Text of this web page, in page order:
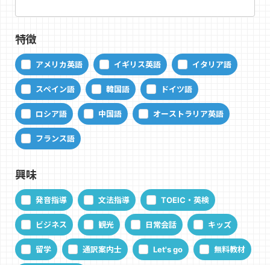
特徴
アメリカ英語 イギリス英語 イタリア語
スペイン語 韓国語 ドイツ語
ロシア語 中国語 オーストラリア英語
フランス語
興味
発音指導 文法指導 TOEIC・英検
ビジネス 観光 日常会話 キッズ
留学 通訳案内士 Let's go 無料教材